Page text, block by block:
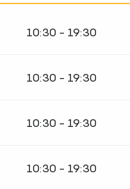
10:30 - 19:30
10:30 - 19:30
10:30 - 19:30
10:30 - 19:30